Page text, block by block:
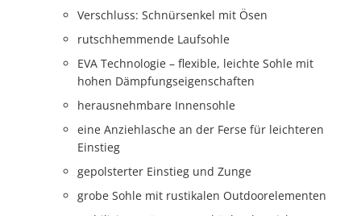
Verschluss: Schnürsenkel mit Ösen
rutschhemmende Laufsohle
EVA Technologie – flexible, leichte Sohle mit
hohen Dämpfungseigenschaften
herausnehmbare Innensohle
eine Anziehlasche an der Ferse für leichteren
Einstieg
gepolsterter Einstieg und Zunge
grobe Sohle mit rustikalen Outdoorelementen